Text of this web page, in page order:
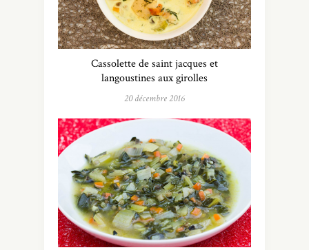
Cassolette de saint jacques et
langoustines aux girolles
20 décembre 2016